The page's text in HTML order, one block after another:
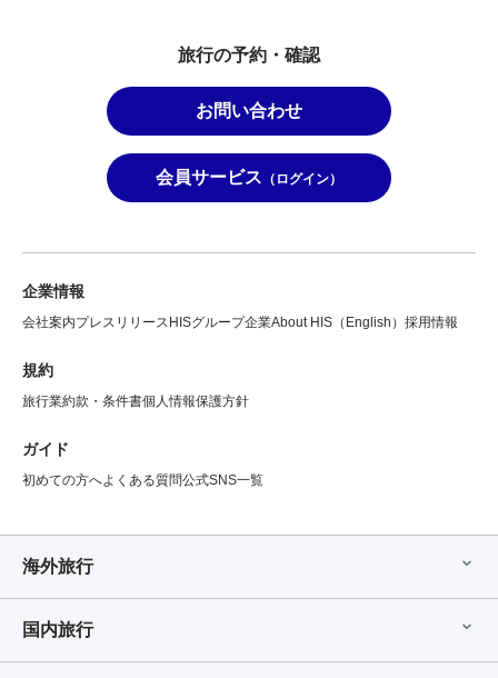
旅行の予約・確認
お問い合わせ
会員サービス （ログイン）
企業情報
会社案内プレスリリース HISグループ企業About HIS（English） 採用情報
規約
旅行業約款・条件書個人情報保護方針
ガイド
初めての方へよくある質問公式SNS一覧
海外旅行
国内旅行